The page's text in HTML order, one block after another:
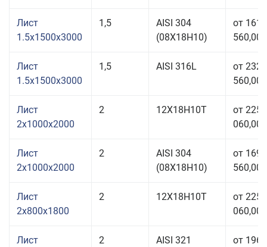
Лист
1.5x1500x3000
1,5
AISI 304
(08Х18Н10)
от 161
560,00
Лист
1.5x1500x3000
1,5 AISI 316L
от 232
560,00
Лист
2x1000x2000
2 12Х18Н10Т
от 225
060,00
Лист
2x1000x2000
2
AISI 304
(08Х18Н10)
от 169
560,00
Лист
2x800x1800
2 12Х18Н10Т
от 225
060,00
Лист
2
AISI 321
от 196